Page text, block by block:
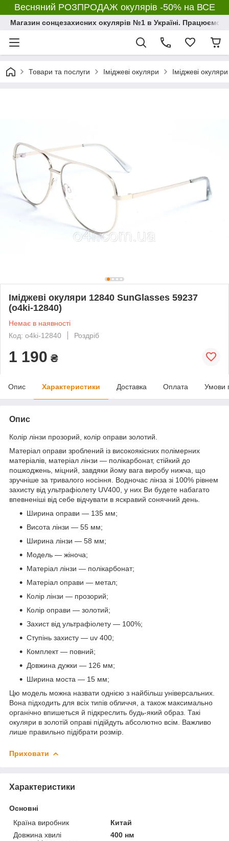
Весняний РОЗПРОДАЖ окулярів -50% на ВСЕ
Магазин сонцезахисних окулярів №1 в Україні. Працюємо з
Товари та послуги Іміджеві окуляри Іміджеві
Іміджеві окуляри 12840 SunGlasses 59237
(o4ki-12840)
Немає в наявності
Код: o4ki-12840
Роздріб
1 190 ₴
Опис Характеристики Доставка Оплата Умови
Опис
Колір лінзи прозорий, колір оправи золотий.
Матеріал оправи зроблений із високоякісних полімерних
матеріалів, матеріал лінзи — полікарбонат, стійкий до
пошкоджень, міцний, завдяки йому вага виробу нижча, що
зручніше за тривалого носіння. Водночас лінза зі 100% рівнем
захисту від ультрафіолету UV400, у них Ви будете набагато
впевненіші від себе відчувати в яскравий сонячний день.
Ширина оправи — 135 мм;
Висота лінзи — 55 мм;
Ширина лінзи — 58 мм;
Модель — жіноча;
Матеріал лінзи — полікарбонат;
Матеріал оправи — метал;
Колір лінзи — прозорий;
Колір оправи — золотий;
Захист від ультрафіолету — 100%;
Ступінь захисту — uv 400;
Комплект — повний;
Довжина дужки — 126 мм;
Ширина моста — 15 мм;
Цю модель можна назвати однією з найбільш універсальних.
Вона підходить для всіх типів обличчя, а також максимально
органічно впишеться й підкреслить будь-який образ. Такі
окуляри в золотій оправі підійдуть абсолютно всім. Важливо
лише правильно підібрати розмір.
Приховати
Характеристики
Основні
Країна виробник
Китай
Довжина хвилі
400 нм